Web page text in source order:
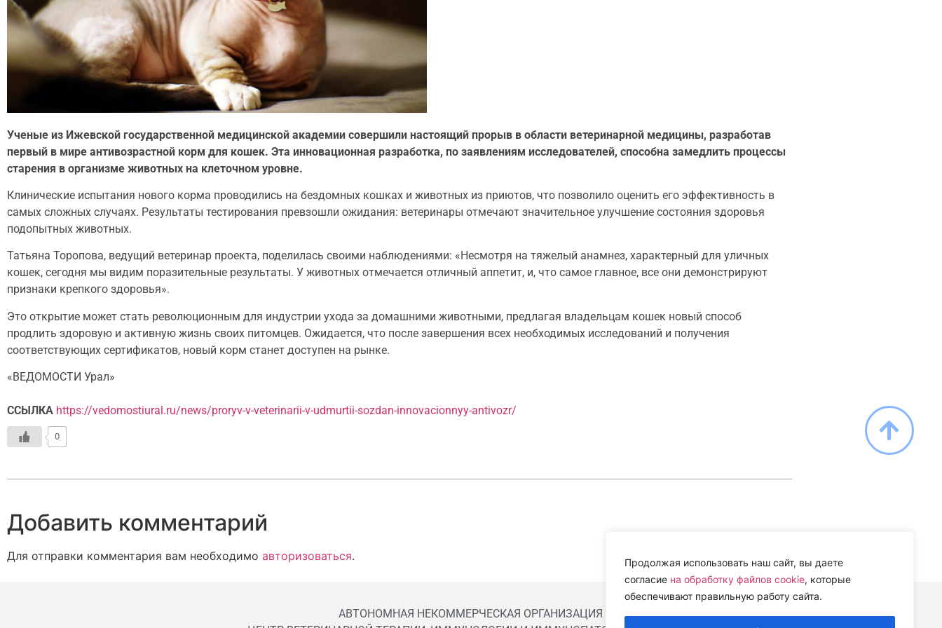
Продолжая использовать наш сайт, вы даете
согласие на обработку файлов cookie, которые
обеспечивают правильную работу сайта.
Ученые из Ижевской государственной медицинской академии совершили настоящий прорыв в области ветеринарной медицины, разработав
первый в мире антивозрастной корм для кошек. Эта инновационная разработка, по заявлениям исследователей, способна замедлить процессы
старения в организме животных на клеточном уровне.
Клинические испытания нового корма проводились на бездомных кошках и животных из приютов, что позволило оценить его эффективность в
самых сложных случаях. Результаты тестирования превзошли ожидания: ветеринары отмечают значительное улучшение состояния здоровья
подопытных животных.
Татьяна Торопова, ведущий ветеринар проекта, поделилась своими наблюдениями: «Несмотря на тяжелый анамнез, характерный для уличных
кошек, сегодня мы видим поразительные результаты. У животных отмечается отличный аппетит, и, что самое главное, все они демонстрируют
признаки крепкого здоровья».
Это открытие может стать революционным для индустрии ухода за домашними животными, предлагая владельцам кошек новый способ
продлить здоровую и активную жизнь своих питомцев. Ожидается, что после завершения всех необходимых исследований и получения
соответствующих сертификатов, новый корм станет доступен на рынке.
«ВЕДОМОСТИ Урал»
ССЫЛКА https://vedomostiural.ru/news/proryv-v-veterinarii-v-udmurtii-sozdan-innovacionnyy-antivozr/
0
Добавить комментарий
Для отправки комментария вам необходимо авторизоваться.
АВТОНОМНАЯ НЕКОММЕРЧЕСКАЯ ОРГАНИЗАЦИЯ